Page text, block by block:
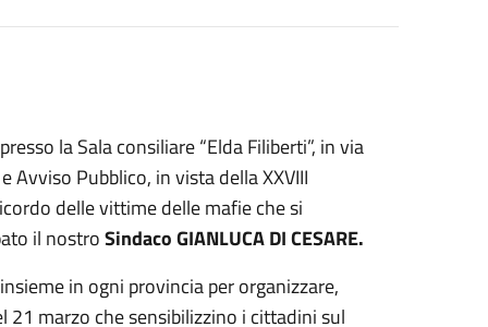
la Sala consiliare “Elda Filiberti”, in via
Pubblico, in vista della XXVIII
delle vittime delle mafie che si
il nostroSindaco GIANLUCA DI CESARE.
in ogni provincia per organizzare,
marzo che sensibilizzino i cittadini sul